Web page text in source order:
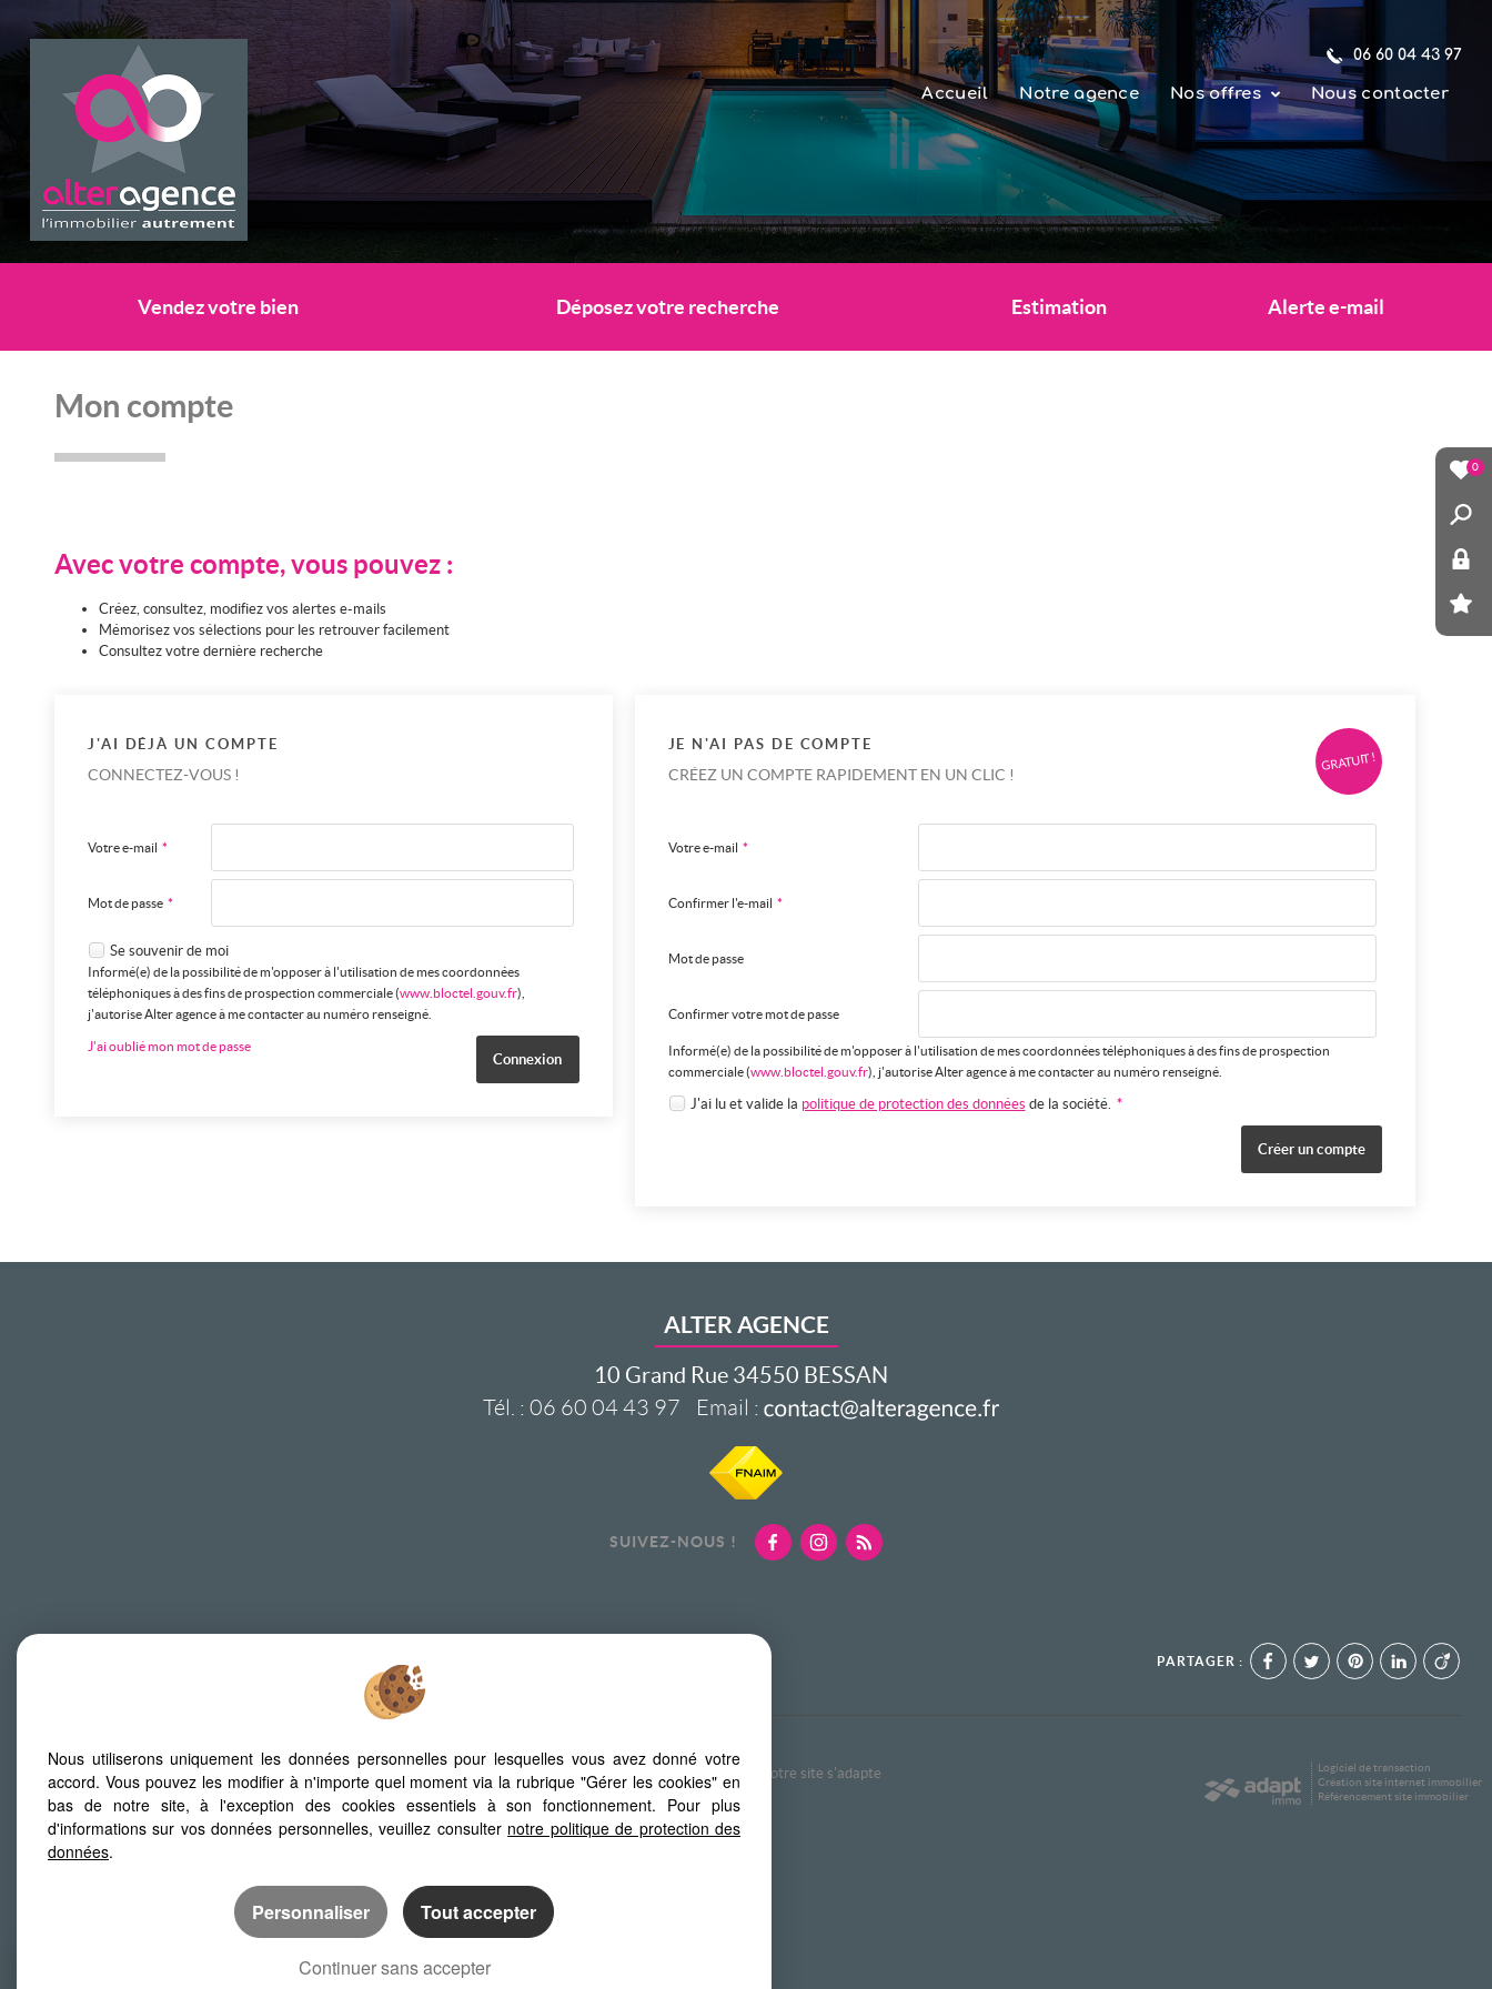
06 60 04 43 97
Accueil Notre agence Nos offres Nous contacter
0
Vendez votre bien Déposez votre recherche Estimation Alerte e-mail
Mon compte
Avec votre compte, vous pouvez :
Créez, consultez, modifiez vos alertes e-mails
Mémorisez vos sélections pour les retrouver facilement
Consultez votre dernière recherche
J'AI DÉJÀ UN COMPTE
CONNECTEZ-VOUS !
Votre e-mail *
Mot de passe *
Se souvenir de moi
Informé(e) de la possibilité de m'opposer à l'utilisation de mes coordonnées
téléphoniques à des fins de prospection commerciale (www.bloctel.gouv.fr),
j'autorise Alter agence à me contacter au numéro renseigné.
J'ai oublié mon mot de passe
GRATUIT !
JE N'AI PAS DE COMPTE
CRÉEZ UN COMPTE RAPIDEMENT EN UN CLIC !
Votre e-mail *
Confirmer l'e-mail *
Mot de passe
Confirmer votre mot de passe
Informé(e) de la possibilité de m'opposer à l'utilisation de mes coordonnées téléphoniques à des fins de prospection
commerciale (www.bloctel.gouv.fr), j'autorise Alter agence à me contacter au numéro renseigné.
J'ai lu et valide la politique de protection des données de la société. *
ALTER AGENCE
10 Grand Rue 34550 BESSAN
Tél. : 06 60 04 43 97 Email :
SUIVEZ-NOUS !
PARTAGER :
Afin de vous offrir un confort de lecture permanent, depuis votre PC, votre tablette ou votre smartphone, notre site s'adapte
automatiquement aux différents types d'écrans
Logiciel de transaction
Création site internet immobilier
Référencement site immobilier
Nous utiliserons uniquement les données personnelles pour lesquelles vous avez donné votre
accord. Vous pouvez les modifier à n'importe quel moment via la rubrique "Gérer les cookies" en
bas de notre site, à l'exception des cookies essentiels à son fonctionnement. Pour plus
d'informations sur vos données personnelles, veuillez consulter notre politique de protection des
données.
Personnaliser Tout accepter
Continuer sans accepter